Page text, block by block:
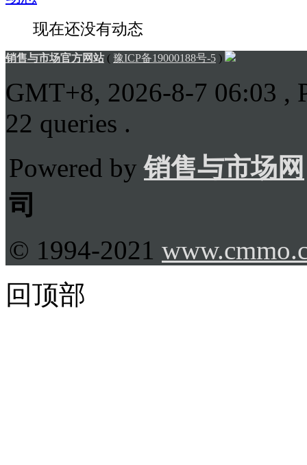
现在还没有动态
销售与市场官方网站( 豫ICP备19000188号-5 )
GMT+8, 2026-8-7 06:03 ,
22 queries .
Powered by销售与市场网
司
© 1994-2021
回顶部